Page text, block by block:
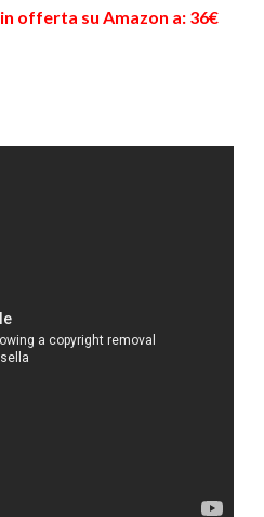
in offerta su Amazon a: 36€